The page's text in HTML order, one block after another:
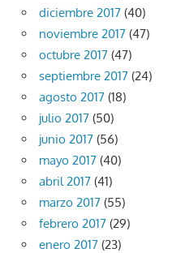
diciembre 2017 (40)
noviembre 2017 (47)
octubre 2017 (47)
septiembre 2017 (24)
agosto 2017 (18)
julio 2017 (50)
junio 2017 (56)
mayo 2017 (40)
abril 2017 (41)
marzo 2017 (55)
febrero 2017 (29)
enero 2017 (23)